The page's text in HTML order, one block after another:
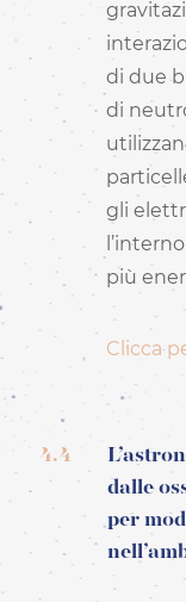
di due
di
gli
più
Clicca
4.4
dalle
per